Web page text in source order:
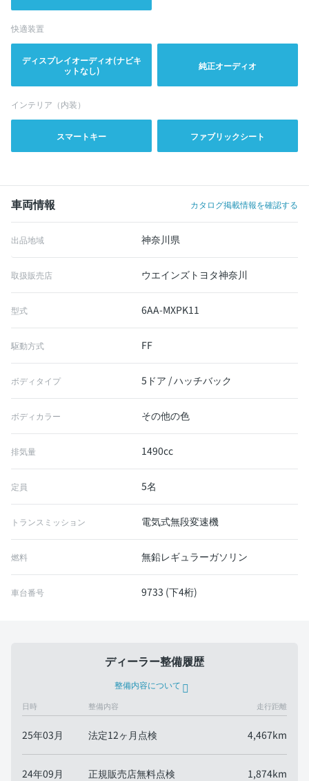
快適装置
ディスプレイオーディオ(ナビキ
ットなし)
純正オーディオ
インテリア（内装）
スマートキー ファブリックシート
車両情報 カタログ掲載情報を確認する
出品地域 神奈川県
取扱販売店 ウエインズトヨタ神奈川
型式 6AA-MXPK11
駆動方式 FF
ボディタイプ 5ドア / ハッチバック
ボディカラー その他の色
排気量 1490cc
定員 5名
トランスミッション 電気式無段変速機
燃料 無鉛レギュラーガソリン
車台番号 9733 (下4桁)
ディーラー整備履歴
整備内容について
日時 整備内容 走行距離
25年03月 法定12ヶ月点検 4,467km
24年09月 正規販売店無料点検 1,874km